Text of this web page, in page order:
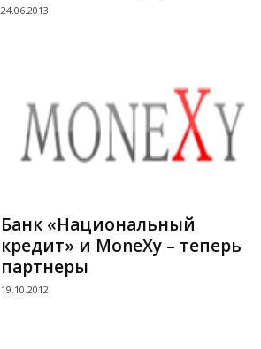
24.06.2013
Банк «Национальный
кредит» и MoneXy – теперь
партнеры
19.10.2012